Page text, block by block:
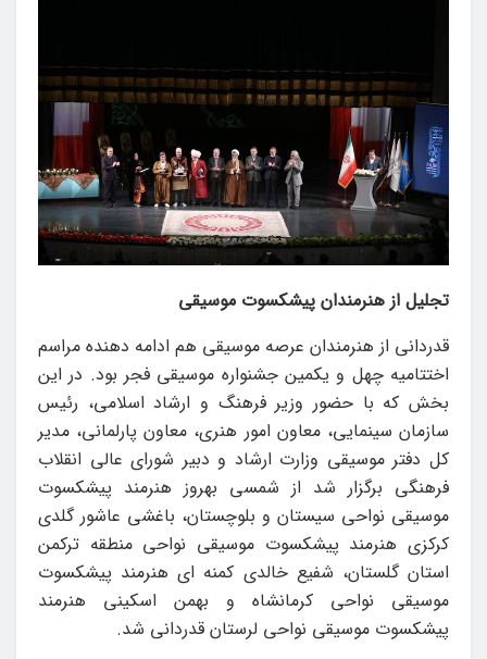
تجلیل از هنرمندان پیشکسوت موسیقی
قدردانی از هنرمندان عرصه موسیقی هم ادامه دهنده مراسم
اختتامیه چهل و یکمین جشنواره موسیقی فجر بود. در این
بخش که با حضور وزیر فرهنگ و ارشاد اسلامی، رئیس
سازمان سینمایی، معاون امور هنری، معاون پارلمانی، مدیر
کل دفتر موسیقی وزارت ارشاد و دبیر شورای عالی انقلاب
فرهنگی برگزار شد از شمسی بهروز هنرمند پیشکسوت
موسیقی نواحی سیستان و بلوچستان، باغشی عاشور گلدی
کرکزی هنرمند پیشکسوت موسیقی نواحی منطقه ترکمن
استان گلستان، شفیع خالدی کمنه ای هنرمند پیشکسوت
موسیقی نواحی کرمانشاه و بهمن اسکینی هنرمند
پیشکسوت موسیقی نواحی لرستان قدردانی شد.